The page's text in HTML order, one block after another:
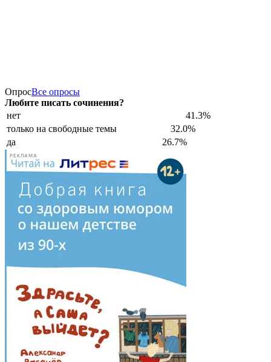
ОпросВсе опросы
Любите писать сочинения?
нет
41.3%
только на свободные темы
32.0%
да
26.7%
РЕКЛАМА